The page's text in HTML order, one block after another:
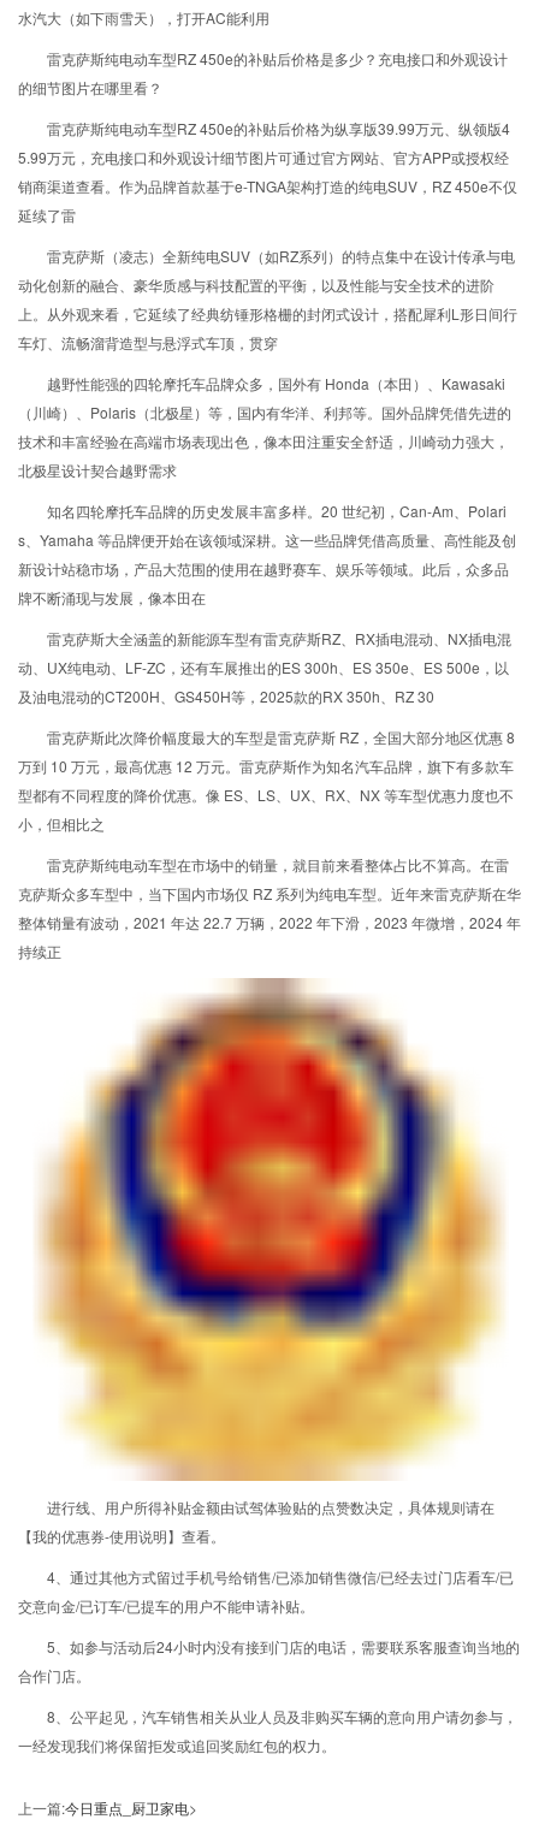
水汽大（如下雨雪天），打开AC能利用
雷克萨斯纯电动车型RZ 450e的补贴后价格是多少？充电接口和外观设计
的细节图片在哪里看？
雷克萨斯纯电动车型RZ 450e的补贴后价格为纵享版39.99万元、纵领版4
5.99万元，充电接口和外观设计细节图片可通过官方网站、官方APP或授权经
销商渠道查看。作为品牌首款基于e-TNGA架构打造的纯电SUV，RZ 450e不仅
延续了雷
雷克萨斯（凌志）全新纯电SUV（如RZ系列）的特点集中在设计传承与电
动化创新的融合、豪华质感与科技配置的平衡，以及性能与安全技术的进阶
上。从外观来看，它延续了经典纺锤形格栅的封闭式设计，搭配犀利L形日间行
车灯、流畅溜背造型与悬浮式车顶，贯穿
越野性能强的四轮摩托车品牌众多，国外有 Honda（本田）、Kawasaki
（川崎）、Polaris（北极星）等，国内有华洋、利邦等。国外品牌凭借先进的
技术和丰富经验在高端市场表现出色，像本田注重安全舒适，川崎动力强大，
北极星设计契合越野需求
知名四轮摩托车品牌的历史发展丰富多样。20 世纪初，Can-Am、Polari
s、Yamaha 等品牌便开始在该领域深耕。这一些品牌凭借高质量、高性能及创
新设计站稳市场，产品大范围的使用在越野赛车、娱乐等领域。此后，众多品
牌不断涌现与发展，像本田在
雷克萨斯大全涵盖的新能源车型有雷克萨斯RZ、RX插电混动、NX插电混
动、UX纯电动、LF-ZC，还有车展推出的ES 300h、ES 350e、ES 500e，以
及油电混动的CT200H、GS450H等，2025款的RX 350h、RZ 30
雷克萨斯此次降价幅度最大的车型是雷克萨斯 RZ，全国大部分地区优惠 8
万到 10 万元，最高优惠 12 万元。雷克萨斯作为知名汽车品牌，旗下有多款车
型都有不同程度的降价优惠。像 ES、LS、UX、RX、NX 等车型优惠力度也不
小，但相比之
雷克萨斯纯电动车型在市场中的销量，就目前来看整体占比不算高。在雷
克萨斯众多车型中，当下国内市场仅 RZ 系列为纯电车型。近年来雷克萨斯在华
整体销量有波动，2021 年达 22.7 万辆，2022 年下滑，2023 年微增，2024 年
持续正
进行线、用户所得补贴金额由试驾体验贴的点赞数决定，具体规则请在
【我的优惠券-使用说明】查看。
4、通过其他方式留过手机号给销售/已添加销售微信/已经去过门店看车/已
交意向金/已订车/已提车的用户不能申请补贴。
5、如参与活动后24小时内没有接到门店的电话，需要联系客服查询当地的
合作门店。
8、公平起见，汽车销售相关从业人员及非购买车辆的意向用户请勿参与，
一经发现我们将保留拒发或追回奖励红包的权力。
上一篇:今日重点_厨卫家电>